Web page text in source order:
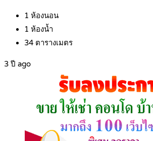
1 ห้องนอน
1 ห้องน้ำ
34 ตารางเมตร
3 ปี ago